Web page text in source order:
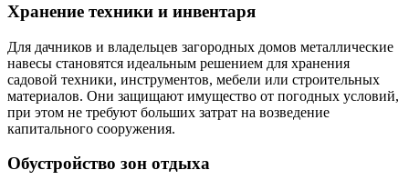
Хранение техники и инвентаря
Для дачников и владельцев загородных домов металлические
навесы становятся идеальным решением для хранения
садовой техники, инструментов, мебели или строительных
материалов. Они защищают имущество от погодных условий,
при этом не требуют больших затрат на возведение
капитального сооружения.
Обустройство зон отдыха